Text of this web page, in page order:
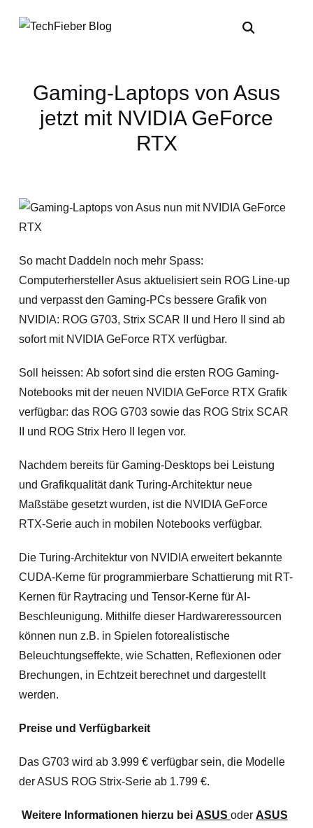
Gaming-Laptops von Asus
jetzt mit NVIDIA GeForce
RTX
So macht Daddeln noch mehr Spass:
Computerhersteller Asus aktuelisiert sein ROG Line-up
und verpasst den Gaming-PCs bessere Grafik von
NVIDIA: ROG G703, Strix SCAR II und Hero II sind ab
sofort mit NVIDIA GeForce RTX verfügbar.
Soll heissen: Ab sofort sind die ersten ROG Gaming-
Notebooks mit der neuen NVIDIA GeForce RTX Grafik
verfügbar: das ROG G703 sowie das ROG Strix SCAR
II und ROG Strix Hero II legen vor.
Nachdem bereits für Gaming-Desktops bei Leistung
und Grafikqualität dank Turing-Architektur neue
Maßstäbe gesetzt wurden, ist die NVIDIA GeForce
RTX-Serie auch in mobilen Notebooks verfügbar.
Die Turing-Architektur von NVIDIA erweitert bekannte
CUDA-Kerne für programmierbare Schattierung mit RT-
Kernen für Raytracing und Tensor-Kerne für AI-
Beschleunigung. Mithilfe dieser Hardwareressourcen
können nun z.B. in Spielen fotorealistische
Beleuchtungseffekte, wie Schatten, Reflexionen oder
Brechungen, in Echtzeit berechnet und dargestellt
werden.
Preise und Verfügbarkeit
Das G703 wird ab 3.999 € verfügbar sein, die Modelle
der ASUS ROG Strix-Serie ab 1.799 €.
Weitere Informationen hierzu bei ASUS oder ASUS